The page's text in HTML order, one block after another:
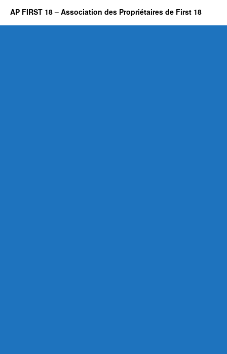
AP FIRST 18 – Association des Propriétaires de First 18